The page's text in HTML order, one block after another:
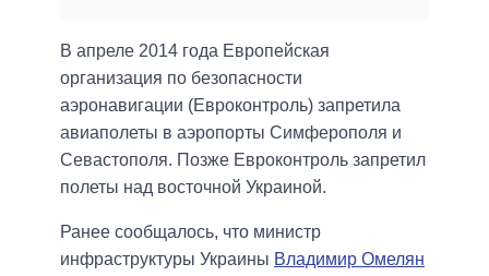
В апреле 2014 года Европейская
организация по безопасности
аэронавигации (Евроконтроль) запретила
авиаполеты в аэропорты Симферополя и
Севастополя. Позже Евроконтроль запретил
полеты над восточной Украиной.
Ранее сообщалось, что министр
инфраструктуры Украины Владимир Омелян